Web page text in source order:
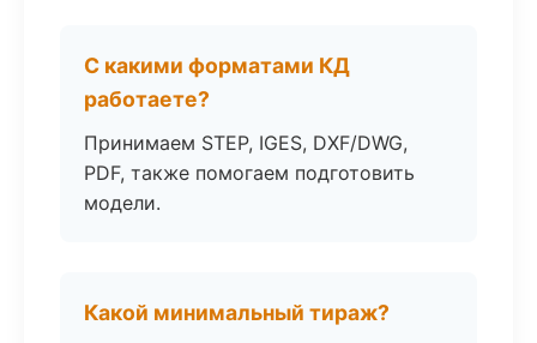
С какими форматами КД
работаете?
Принимаем STEP, IGES, DXF/DWG,
PDF, также помогаем подготовить
модели.
Какой минимальный тираж?